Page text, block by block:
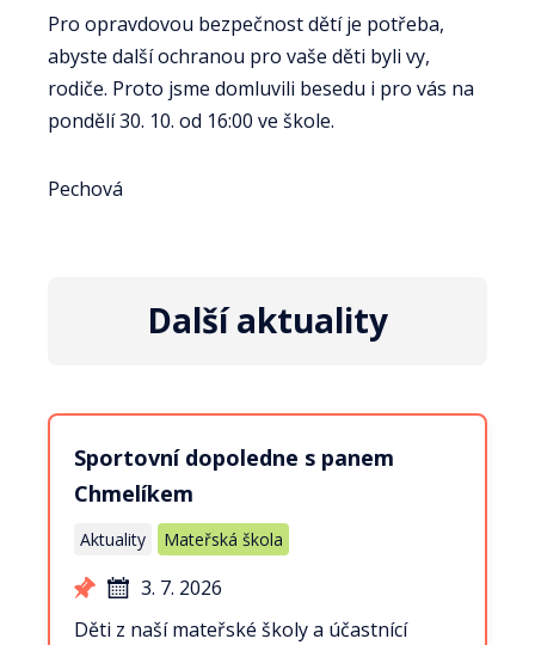
Pro opravdovou bezpečnost dětí je potřeba,
abyste další ochranou pro vaše děti byli vy,
rodiče. Proto jsme domluvili besedu i pro vás na
pondělí 30. 10. od 16:00 ve škole.
Pechová
Další aktuality
Sportovní dopoledne s panem
Chmelíkem
Aktuality Mateřská škola
3. 7. 2026
Děti z naší mateřské školy a účastnící